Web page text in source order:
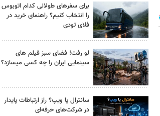
برای سفرهای طولانی کدام اتوبوس
را انتخاب کنیم؟ راهنمای خرید در
فلای تودی
لو رفت! فضای سبز فیلم های
سینمایی ایران را چه کسی میسازد؟
سانترال یا ویپ؟ راز ارتباطات پایدار
در شرکت‌های حرفه‌ای